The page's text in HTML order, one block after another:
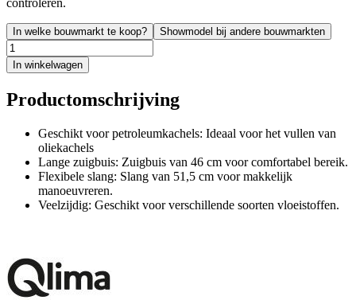
In welke bouwmarkt te koop? Showmodel bij andere bouwmarkten
In winkelwagen
Productomschrijving
Geschikt voor petroleumkachels: Ideaal voor het vullen van
oliekachels
Lange zuigbuis: Zuigbuis van 46 cm voor comfortabel bereik.
Flexibele slang: Slang van 51,5 cm voor makkelijk
manoeuvreren.
Veelzijdig: Geschikt voor verschillende soorten vloeistoffen.